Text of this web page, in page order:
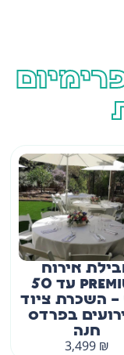
אירוח
PREMIUM עד 50
– השכרת ציוד
בפרדס
חנה
₪
3,499